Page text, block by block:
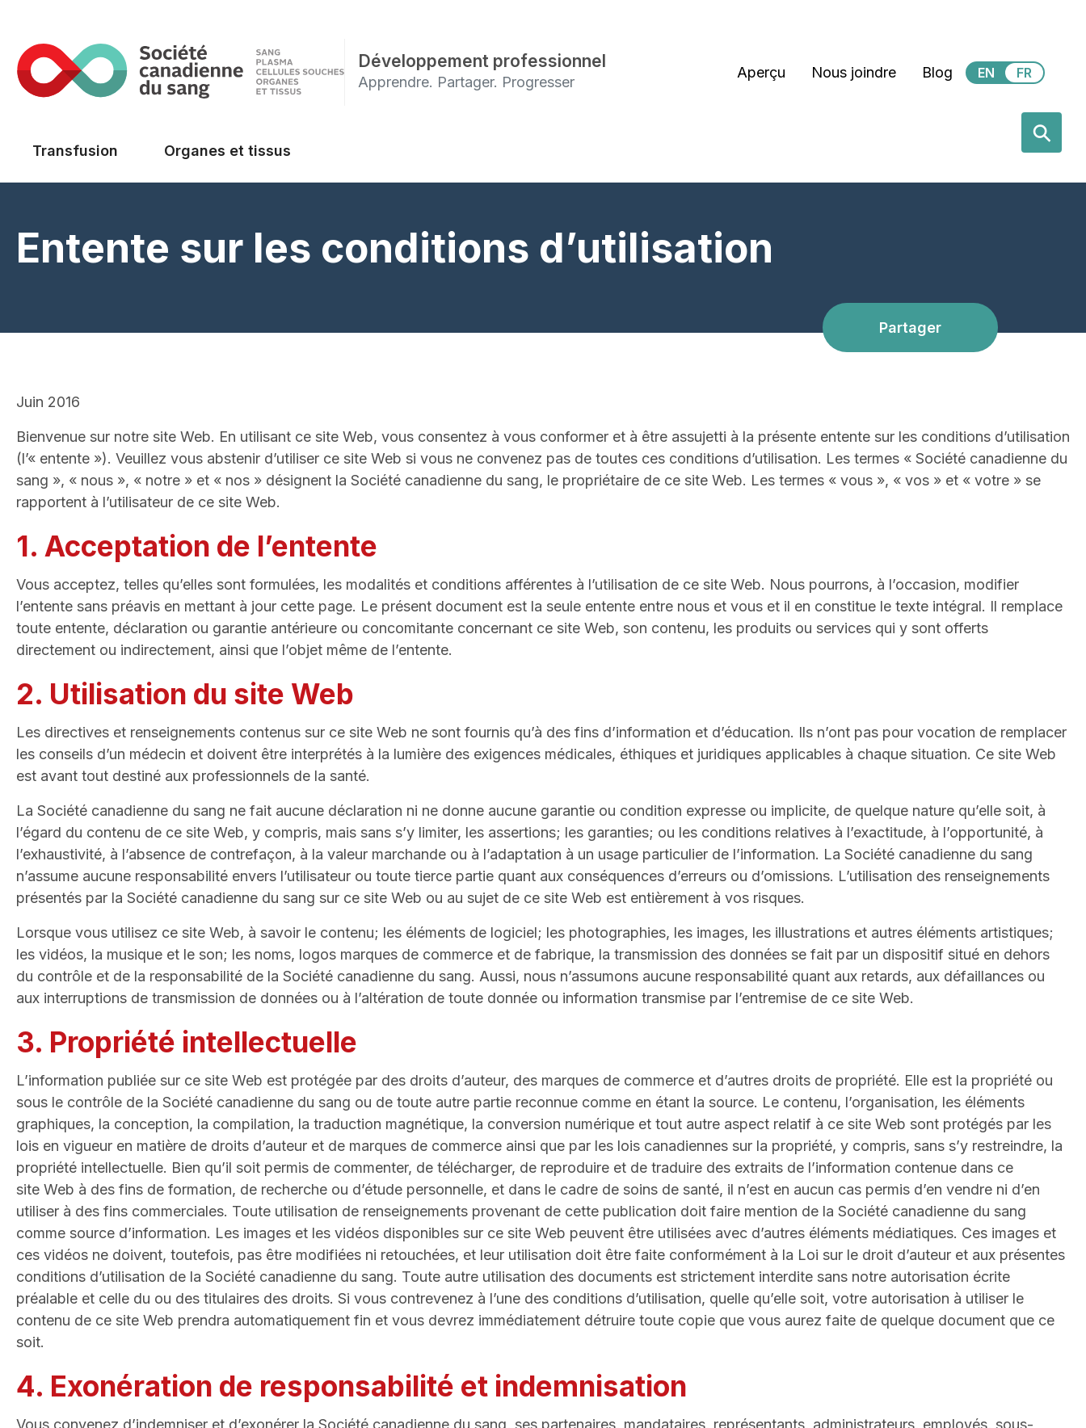
main
content
Développement professionnel
Apprendre. Partager. Progresser Secondary Menu
Aperçu Nous joindre Blog EN FR
Transfusion Organes et tissus
⚲
Entente sur les conditions d’utilisation
Partager
Juin 2016
Bienvenue sur notre site Web. En utilisant ce site Web, vous consentez à vous conformer et à être assujetti à la présente entente sur les conditions d’utilisation
(l’« entente »). Veuillez vous abstenir d’utiliser ce site Web si vous ne convenez pas de toutes ces conditions d’utilisation. Les termes « Société canadienne du
sang », « nous », « notre » et « nos » désignent la Société canadienne du sang, le propriétaire de ce site Web. Les termes « vous », « vos » et « votre » se
rapportent à l’utilisateur de ce site Web.
1. Acceptation de l’entente
Vous acceptez, telles qu’elles sont formulées, les modalités et conditions afférentes à l’utilisation de ce site Web. Nous pourrons, à l’occasion, modifier
l’entente sans préavis en mettant à jour cette page. Le présent document est la seule entente entre nous et vous et il en constitue le texte intégral. Il remplace
toute entente, déclaration ou garantie antérieure ou concomitante concernant ce site Web, son contenu, les produits ou services qui y sont offerts
directement ou indirectement, ainsi que l’objet même de l’entente.
2. Utilisation du site Web
Les directives et renseignements contenus sur ce site Web ne sont fournis qu’à des fins d’information et d’éducation. Ils n’ont pas pour vocation de remplacer
les conseils d’un médecin et doivent être interprétés à la lumière des exigences médicales, éthiques et juridiques applicables à chaque situation. Ce site Web
est avant tout destiné aux professionnels de la santé.
La Société canadienne du sang ne fait aucune déclaration ni ne donne aucune garantie ou condition expresse ou implicite, de quelque nature qu’elle soit, à
l’égard du contenu de ce site Web, y compris, mais sans s’y limiter, les assertions; les garanties; ou les conditions relatives à l’exactitude, à l’opportunité, à
l’exhaustivité, à l’absence de contrefaçon, à la valeur marchande ou à l’adaptation à un usage particulier de l’information. La Société canadienne du sang
n’assume aucune responsabilité envers l’utilisateur ou toute tierce partie quant aux conséquences d’erreurs ou d’omissions. L’utilisation des renseignements
présentés par la Société canadienne du sang sur ce site Web ou au sujet de ce site Web est entièrement à vos risques.
Lorsque vous utilisez ce site Web, à savoir le contenu; les éléments de logiciel; les photographies, les images, les illustrations et autres éléments artistiques;
les vidéos, la musique et le son; les noms, logos marques de commerce et de fabrique, la transmission des données se fait par un dispositif situé en dehors
du contrôle et de la responsabilité de la Société canadienne du sang. Aussi, nous n’assumons aucune responsabilité quant aux retards, aux défaillances ou
aux interruptions de transmission de données ou à l’altération de toute donnée ou information transmise par l’entremise de ce site Web.
3. Propriété intellectuelle
L’information publiée sur ce site Web est protégée par des droits d’auteur, des marques de commerce et d’autres droits de propriété. Elle est la propriété ou
sous le contrôle de la Société canadienne du sang ou de toute autre partie reconnue comme en étant la source. Le contenu, l’organisation, les éléments
graphiques, la conception, la compilation, la traduction magnétique, la conversion numérique et tout autre aspect relatif à ce site Web sont protégés par les
lois en vigueur en matière de droits d’auteur et de marques de commerce ainsi que par les lois canadiennes sur la propriété, y compris, sans s’y restreindre, la
propriété intellectuelle. Bien qu’il soit permis de commenter, de télécharger, de reproduire et de traduire des extraits de l’information contenue dans ce
site Web à des fins de formation, de recherche ou d’étude personnelle, et dans le cadre de soins de santé, il n’est en aucun cas permis d’en vendre ni d’en
utiliser à des fins commerciales. Toute utilisation de renseignements provenant de cette publication doit faire mention de la Société canadienne du sang
comme source d’information. Les images et les vidéos disponibles sur ce site Web peuvent être utilisées avec d’autres éléments médiatiques. Ces images et
ces vidéos ne doivent, toutefois, pas être modifiées ni retouchées, et leur utilisation doit être faite conformément à la Loi sur le droit d’auteur et aux présentes
conditions d’utilisation de la Société canadienne du sang. Toute autre utilisation des documents est strictement interdite sans notre autorisation écrite
préalable et celle du ou des titulaires des droits. Si vous contrevenez à l’une des conditions d’utilisation, quelle qu’elle soit, votre autorisation à utiliser le
contenu de ce site Web prendra automatiquement fin et vous devrez immédiatement détruire toute copie que vous aurez faite de quelque document que ce
soit.
4. Exonération de responsabilité et indemnisation
Vous convenez d’indemniser et d’exonérer la Société canadienne du sang, ses partenaires, mandataires, représentants, administrateurs, employés, sous-